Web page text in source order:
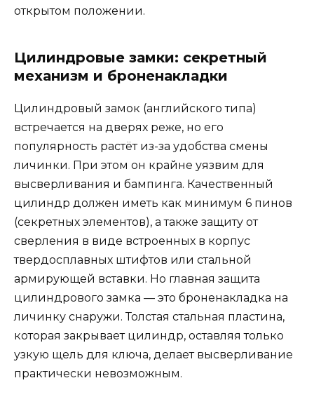
открытом положении.
Цилиндровые замки: секретный
механизм и броненакладки
Цилиндровый замок (английского типа)
встречается на дверях реже, но его
популярность растёт из-за удобства смены
личинки. При этом он крайне уязвим для
высверливания и бампинга. Качественный
цилиндр должен иметь как минимум 6 пинов
(секретных элементов), а также защиту от
сверления в виде встроенных в корпус
твердосплавных штифтов или стальной
армирующей вставки. Но главная защита
цилиндрового замка — это броненакладка на
личинку снаружи. Толстая стальная пластина,
которая закрывает цилиндр, оставляя только
узкую щель для ключа, делает высверливание
практически невозможным.